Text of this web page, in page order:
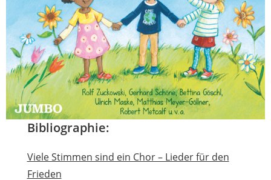
Bibliographie:
Viele Stimmen sind ein Chor – Lieder für den
Frieden